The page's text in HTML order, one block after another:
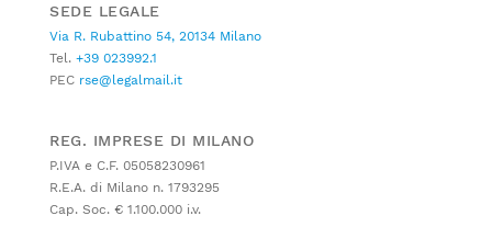
SEDE LEGALE
Via R. Rubattino 54, 20134 Milano
Tel. +39 023992.1
PEC rse@legalmail.it
REG. IMPRESE DI MILANO
P.IVA e C.F. 05058230961
R.E.A. di Milano n. 1793295
Cap. Soc. € 1.100.000 i.v.